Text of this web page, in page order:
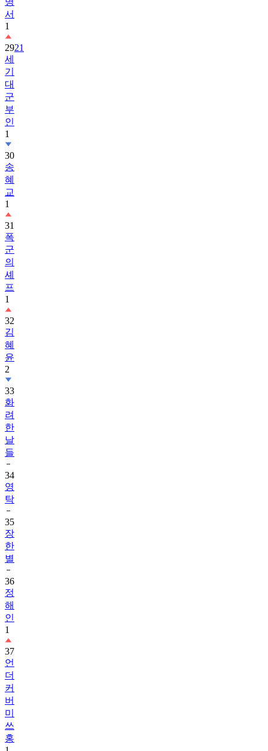
서
1
2921
세
기
대
군
부
인
1
30
송
혜
교
1
31
폭
군
의
셰
프
1
32
김
혜
윤
2
33
화
려
한
날
들
34
영
탁
35
장
한
별
36
정
해
인
1
37
언
더
커
버
미
쓰
홍